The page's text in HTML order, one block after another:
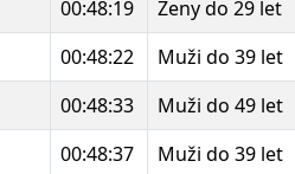
00:48:19 Ženy do 29 let
00:48:22 Muži do 39 let
00:48:33 Muži do 49 let
00:48:37 Muži do 39 let